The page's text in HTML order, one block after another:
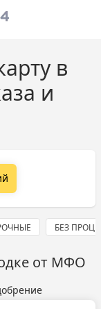
в
и
БЕЗ
от МФО